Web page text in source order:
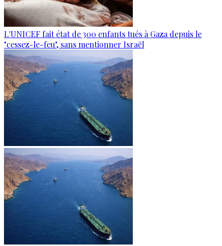
L'UNICEF fait état de 300 enfants tués à Gaza depuis le
"cessez-le-feu", sans mentionner Israël